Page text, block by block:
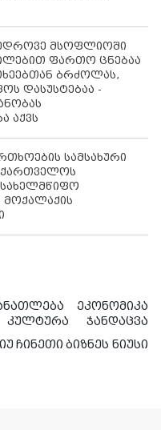
მსოფლიოში
ფართო ცნებაა
ბრძოლას,
დასუსტებაა -
აქვს
სამსახური
ეკონომიკა
კულტურა
ჯანდაცვა
ჩინეთი ბიზნეს ნიუსი